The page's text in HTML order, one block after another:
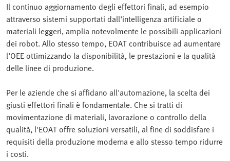
Il continuo aggiornamento degli effettori finali, ad esempio
attraverso sistemi supportati dall'intelligenza artificiale o
materiali leggeri, amplia notevolmente le possibili applicazioni
dei robot. Allo stesso tempo, EOAT contribuisce ad aumentare
l'OEE ottimizzando la disponibilità, le prestazioni e la qualità
delle linee di produzione.
Per le aziende che si affidano all'automazione, la scelta dei
giusti effettori finali è fondamentale. Che si tratti di
movimentazione di materiali, lavorazione o controllo della
qualità, l'EOAT offre soluzioni versatili, al fine di soddisfare i
requisiti della produzione moderna e allo stesso tempo ridurre
i costi.